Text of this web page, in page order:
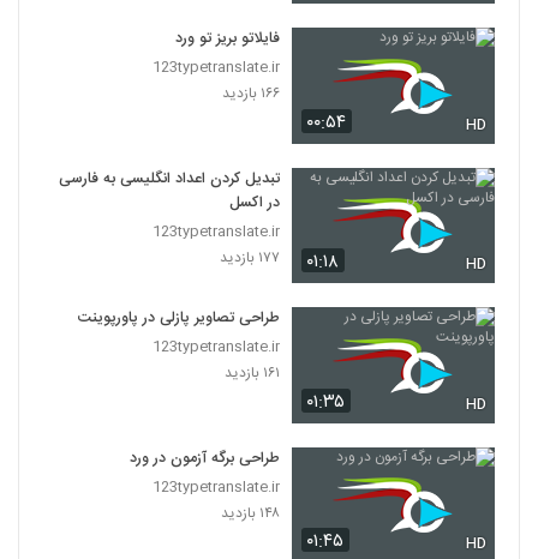
۰۰:۵۴ HD
فایلاتو بریز تو ورد
123typetranslate.ir
۱۶۶ بازدید
۰۱:۱۸ HD
تبدیل کردن اعداد انگلیسی به فارسی
در اکسل
123typetranslate.ir
۱۷۷ بازدید
۰۱:۳۵ HD
طراحی تصاویر پازلی در پاورپوینت
123typetranslate.ir
۱۶۱ بازدید
۰۱:۴۵ HD
طراحی برگه آزمون در ورد
123typetranslate.ir
۱۴۸ بازدید